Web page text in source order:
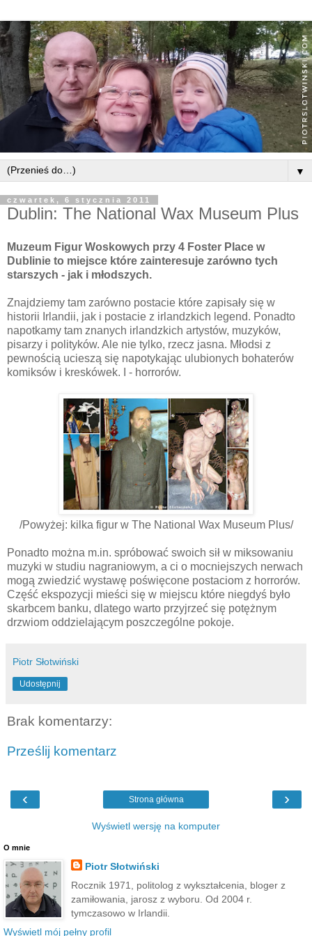
▼
czwartek, 6 stycznia 2011
Dublin: The National Wax Museum Plus
Muzeum Figur Woskowych przy 4 Foster Place w
Dublinie to miejsce które zainteresuje zarówno tych
starszych - jak i młodszych.
Znajdziemy tam zarówno postacie które zapisały się w
historii Irlandii, jak i postacie z irlandzkich legend. Ponadto
napotkamy tam znanych irlandzkich artystów, muzyków,
pisarzy i polityków. Ale nie tylko, rzecz jasna. Młodsi z
pewnością ucieszą się napotykając ulubionych bohaterów
komiksów i kreskówek. I - horrorów.
/Powyżej: kilka figur w The National Wax Museum Plus/
Ponadto można m.in. spróbować swoich sił w miksowaniu
muzyki w studiu nagraniowym, a ci o mocniejszych nerwach
mogą zwiedzić wystawę poświęcone postaciom z horrorów.
Część ekspozycji mieści się w miejscu które niegdyś było
skarbcem banku, dlatego warto przyjrzeć się potężnym
drzwiom oddzielającym poszczególne pokoje.
Piotr Słotwiński
Udostępnij
Brak komentarzy:
Prześlij komentarz
‹ ›
Strona główna
Wyświetl wersję na komputer
O mnie
Piotr Słotwiński
Rocznik 1971, politolog z wykształcenia, bloger z
zamiłowania, jarosz z wyboru. Od 2004 r.
tymczasowo w Irlandii.
Wyświetl mój pełny profil